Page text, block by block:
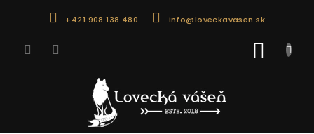
+421 908 138 480 info@loveckavasen.sk